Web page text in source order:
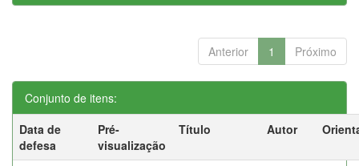
Anterior 1 Próximo
Conjunto de itens:
Data de
defesa
Pré-
visualização
Título Autor